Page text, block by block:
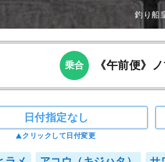
釣り船
乗合 《午前便》
日付指定なし
クリックして日付変更